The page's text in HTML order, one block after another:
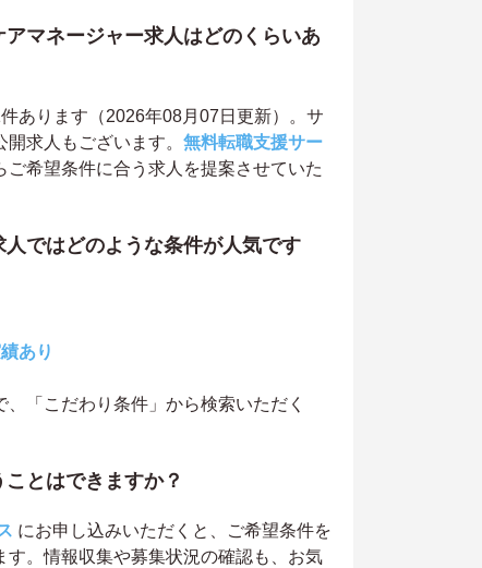
マネージャー求人はどのくらいあ
あります（2026年08月07日更新）。サ
求人もございます。 無料転職支援サー
希望条件に合う求人を提案させていた
ではどのような条件が人気です
あり
「こだわり条件」から検索いただく
とはできますか？
にお申し込みいただくと、ご希望条件を
。情報収集や募集状況の確認も、お気